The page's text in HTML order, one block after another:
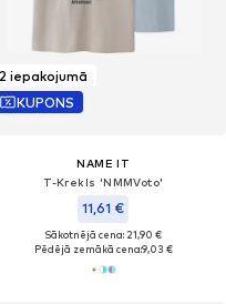
2 iepakojumā
KUPONS
NAME IT
T-Krekls 'NMMVoto'
11,61 €
Sākotnējā cena: 21,90 €
Pēdējā zemākā cena:9,03 €